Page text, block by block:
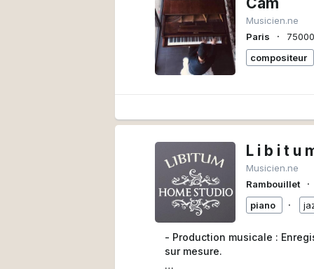
Musicien.ne
Paris
∙
75000
compositeur
L i b i t u
Musicien.ne
Rambouillet
∙
piano
∙
- Production musicale :
sur mesure.